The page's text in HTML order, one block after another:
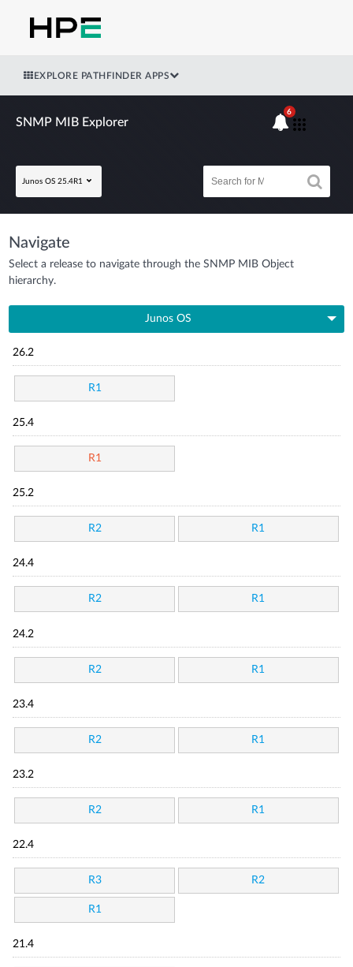
EXPLORE PATHFINDER APPS
SNMP MIB Explorer
Junos OS 25.4R1
6
Navigate
Select a release to navigate through the SNMP MIB Object
hierarchy.
Junos OS
26.2
R1
25.4
R1
25.2
R2 R1
24.4
R2 R1
24.2
R2 R1
23.4
R2 R1
23.2
R2 R1
22.4
R3 R2
R1
21.4